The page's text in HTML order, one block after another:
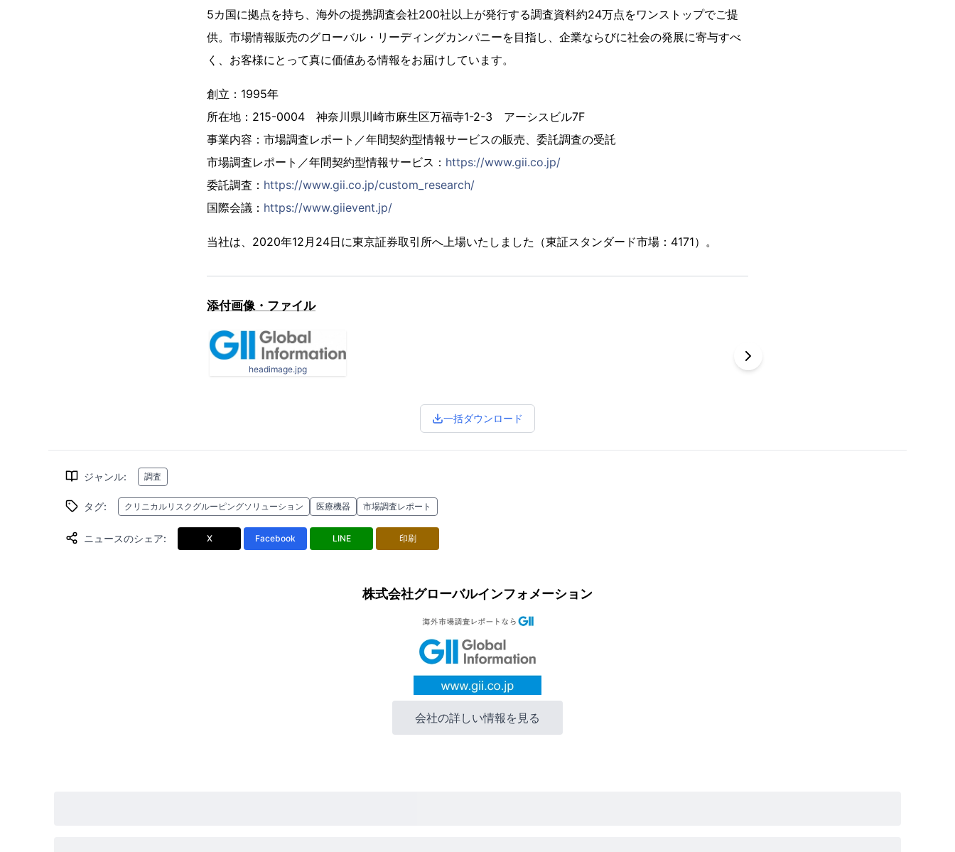
5カ国に拠点を持ち、海外の提携調査会社200社以上が発行する調査資料約24万点をワンストップでご提
供。市場情報販売のグローバル・リーディングカンパニーを目指し、企業ならびに社会の発展に寄与すべ
く、お客様にとって真に価値ある情報をお届けしています。
創立：1995年
所在地：215-0004 神奈川県川崎市麻生区万福寺1-2-3 アーシスビル7F
事業内容：市場調査レポート／年間契約型情報サービスの販売、委託調査の受託
市場調査レポート／年間契約型情報サービス： https://www.gii.co.jp/
委託調査： https://www.gii.co.jp/custom_research/
国際会議： https://www.giievent.jp/
当社は、2020年12月24日に東京証券取引所へ上場いたしました（東証スタンダード市場：4171）。
添付画像・ファイル
headimage.jpg
一括ダウンロード
ジャンル: 調査
タグ: クリニカルリスクグルーピングソリューション 医療機器 市場調査レポート
ニュースのシェア: X Facebook LINE 印刷
株式会社グローバルインフォメーション
会社の詳しい情報を見る